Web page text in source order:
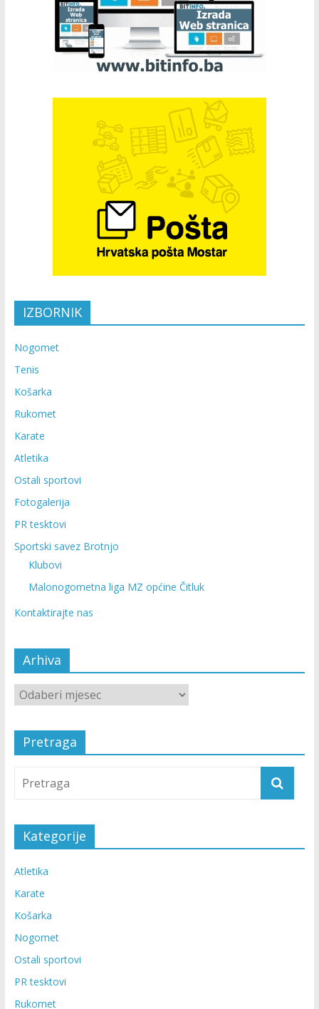
IZBORNIK
Nogomet
Tenis
Košarka
Rukomet
Karate
Atletika
Ostali sportovi
Fotogalerija
PR tesktovi
Sportski savez Brotnjo
Klubovi
Malonogometna liga MZ općine Čitluk
Kontaktirajte nas
Arhiva
Pretraga
Kategorije
Atletika
Karate
Košarka
Nogomet
Ostali sportovi
PR tesktovi
Rukomet